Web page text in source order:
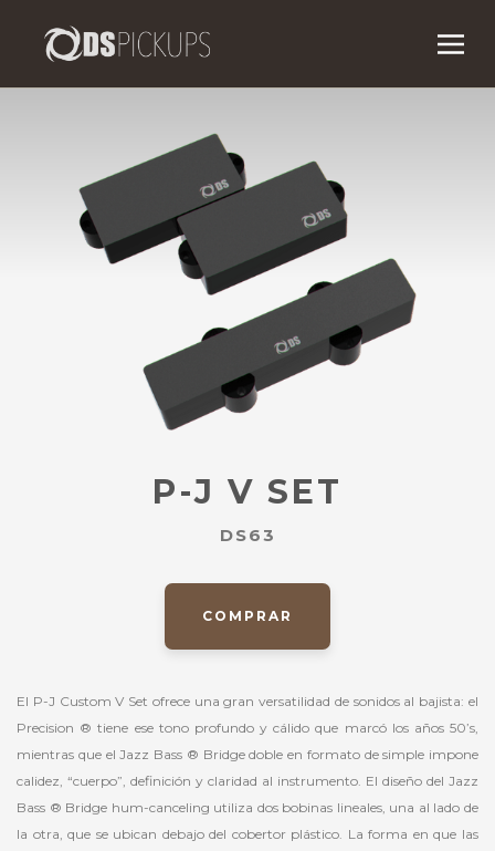
P-J V SET
DS63
COMPRAR
El P-J Custom V Set ofrece una gran versatilidad de sonidos al bajista: el
Precision ® tiene ese tono profundo y cálido que marcó los años 50’s,
mientras que el Jazz Bass ® Bridge doble en formato de simple impone
calidez, “cuerpo”, definición y claridad al instrumento. El diseño del Jazz
Bass ® Bridge hum-canceling utiliza dos bobinas lineales, una al lado de
la otra, que se ubican debajo del cobertor plástico. La forma en que las